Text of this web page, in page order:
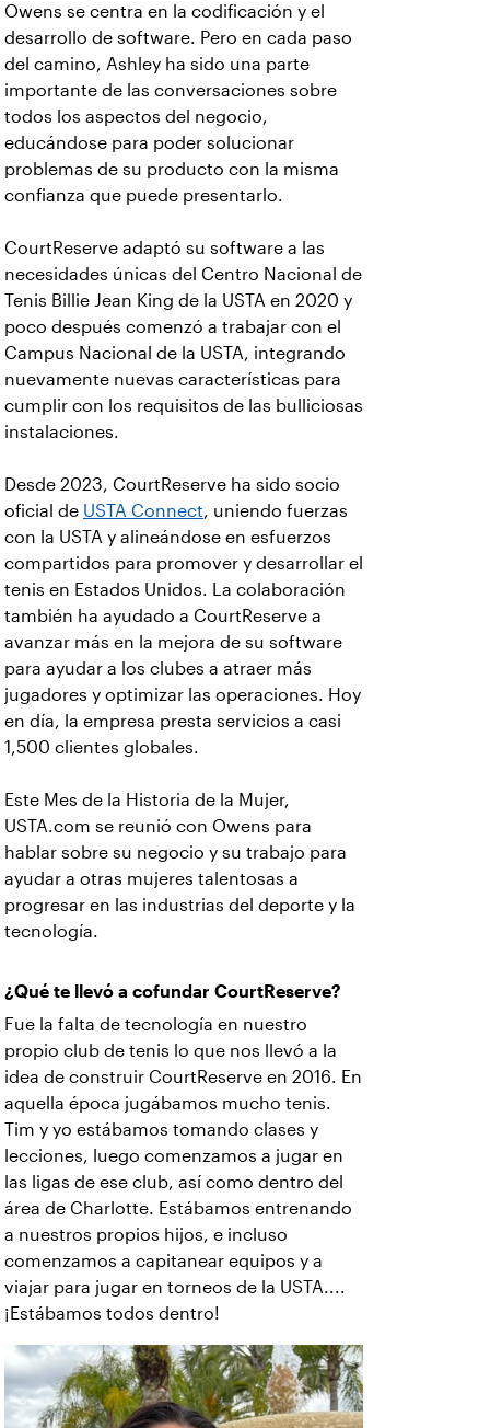
Owens se centra en la codificación y el
desarrollo de software. Pero en cada paso
del camino, Ashley ha sido una parte
importante de las conversaciones sobre
todos los aspectos del negocio,
educándose para poder solucionar
problemas de su producto con la misma
confianza que puede presentarlo.
CourtReserve adaptó su software a las
necesidades únicas del Centro Nacional de
Tenis Billie Jean King de la USTA en 2020 y
poco después comenzó a trabajar con el
Campus Nacional de la USTA, integrando
nuevamente nuevas características para
cumplir con los requisitos de las bulliciosas
instalaciones.
Desde 2023, CourtReserve ha sido socio
oficial de USTA Connect, uniendo fuerzas
con la USTA y alineándose en esfuerzos
compartidos para promover y desarrollar el
tenis en Estados Unidos. La colaboración
también ha ayudado a CourtReserve a
avanzar más en la mejora de su software
para ayudar a los clubes a atraer más
jugadores y optimizar las operaciones. Hoy
en día, la empresa presta servicios a casi
1,500 clientes globales.
Este Mes de la Historia de la Mujer,
USTA.com se reunió con Owens para
hablar sobre su negocio y su trabajo para
ayudar a otras mujeres talentosas a
progresar en las industrias del deporte y la
tecnología.
¿Qué te llevó a cofundar CourtReserve?
Fue la falta de tecnología en nuestro
propio club de tenis lo que nos llevó a la
idea de construir CourtReserve en 2016. En
aquella época jugábamos mucho tenis.
Tim y yo estábamos tomando clases y
lecciones, luego comenzamos a jugar en
las ligas de ese club, así como dentro del
área de Charlotte. Estábamos entrenando
a nuestros propios hijos, e incluso
comenzamos a capitanear equipos y a
viajar para jugar en torneos de la USTA....
¡Estábamos todos dentro!